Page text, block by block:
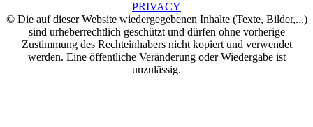
PRIVACY
© Die auf dieser Website wiedergegebenen Inhalte (Texte, Bilder,...)
sind urheberrechtlich geschützt und dürfen ohne vorherige
Zustimmung des Rechteinhabers nicht kopiert und verwendet
werden. Eine öffentliche Veränderung oder Wiedergabe ist
unzulässig.